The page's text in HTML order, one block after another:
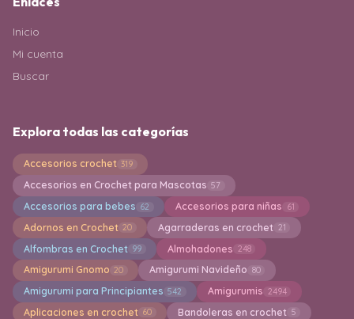
Inicio
Mi cuenta
Buscar
Explora todas las categorías
Accesorios crochet 319
Accesorios en Crochet para Mascotas 57
Accesorios para bebes 62 Accesorios para niñas 61
Adornos en Crochet 20 Agarraderas en crochet 21
Alfombras en Crochet 99 Almohadones 248
Amigurumi Gnomo 20 Amigurumi Navideño 80
Amigurumi para Principiantes 542 Amigurumis 2494
Aplicaciones en crochet 60 Bandoleras en crochet 5